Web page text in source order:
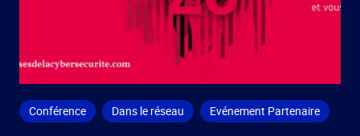
Conférence Dans le réseau Evénement Partenaire